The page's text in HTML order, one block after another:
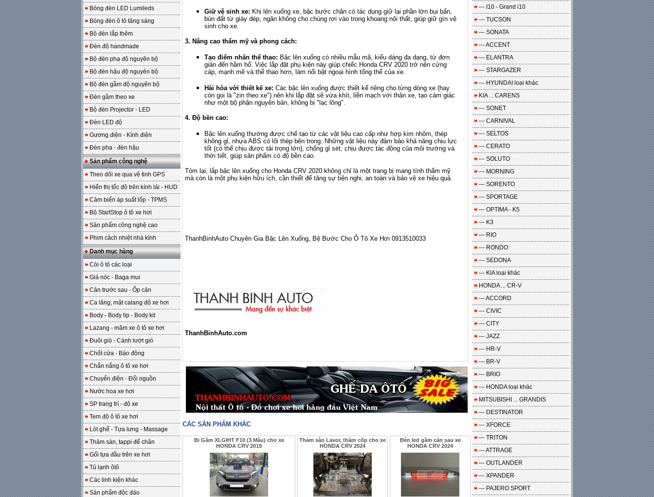
Bóng đèn LED Lumileds
Bóng đèn ô tô tăng sáng
Bộ đèn lắp thêm
Đèn độ handmade
Bộ đèn pha độ nguyên bộ
Bộ đèn hậu độ nguyên bộ
Bộ đèn gầm độ nguyên bộ
Đèn gầm theo xe
Bộ đèn Projector - LED
Đèn LED độ
Gương điện - Kính điện
Đèn pha - đèn hậu
Sản phẩm công nghệ
Theo dõi xe qua vệ tinh GPS
Hiển thị tốc độ trên kính lái - HUD
Cảm biến áp suất lốp - TPMS
Bộ StartStop ô tô xe hơi
Sản phẩm công nghệ cao
Phim cách nhiệt nhà kính
Danh mục hàng
Còi ô tô các loại
Giá nóc - Baga mui
Cản trước sau - Ốp cản
Ca lăng, mặt calang độ xe hơi
Body - Body lip - Body kit
Lazang - mâm xe ô tô xe hơi
Đuôi gió - Cánh lướt gió
Chốt cửa - Báo động
Chắn nắng ô tô xe hơi
Chuyển điện - Đổi nguồn
Nước hoa xe hơi
SP trang trí - độ xe
Tem độ ô tô xe hơi
Lót ghế - Tựa lưng - Massage
Thảm sàn, tappi để chân
Gối tựa đầu trên xe hơi
Tủ lạnh ôtô
Các linh kiện khác
Sản phẩm độc đáo
Giữ vệ sinh xe: Khi lên xuống xe, bậc bước chân có tác dụng giữ lại phần lớn bụi bẩn,
bùn đất từ giày dép, ngăn không cho chúng rơi vào trong khoang nội thất, giúp giữ gìn vệ
sinh cho xe.
3. Nâng cao thẩm mỹ và phong cách:
Tạo điểm nhấn thể thao: Bậc lên xuống có nhiều mẫu mã, kiểu dáng đa dạng, từ đơn
giản đến hầm hố. Việc lắp đặt phụ kiện này giúp chiếc Honda CRV 2020 trở nên cứng
cáp, mạnh mẽ và thể thao hơn, làm nổi bật ngoại hình tổng thể của xe.
Hài hòa với thiết kế xe: Các bậc lên xuống được thiết kế riêng cho từng dòng xe (hay
còn gọi là "zin theo xe") nên khi lắp đặt sẽ vừa khít, liền mạch với thân xe, tạo cảm giác
như một bộ phận nguyên bản, không bị "lạc lõng".
4. Độ bền cao:
Bậc lên xuống thường được chế tạo từ các vật liệu cao cấp như hợp kim nhôm, thép
không gỉ, nhựa ABS có lõi thép bên trong. Những vật liệu này đảm bảo khả năng chịu lực
tốt (có thể chịu được tải trọng lớn), chống gỉ sét, chịu được tác động của môi trường và
thời tiết, giúp sản phẩm có độ bền cao.
Tóm lại, lắp bậc lên xuống cho Honda CRV 2020 không chỉ là một trang bị mang tính thẩm mỹ
mà còn là một phụ kiện hữu ích, cần thiết để tăng sự tiện nghi, an toàn và bảo vệ xe hiệu quả.
ThanhBinhAuto Chuyên Gia Bậc Lên Xuống, Bệ Bước Cho Ô Tô Xe Hơi 0913510033
ThanhBinhAuto.com
CÁC SẢN PHẨM KHÁC
Bi Gầm XLGIHT F10 (3 Màu) cho xe
HONDA CRV 2019
Thảm sàn Lavor, thảm cốp cho xe
HONDA CRV 2024
Đèn led gầm cản sau xe
HONDA CRV 2024
--- I10 - Grand i10
--- TUCSON
--- SONATA
--- ACCENT
--- ELANTRA
--- STARGAZER
--- HYUNDAI loại khác
KIA ... CARENS
--- SONET
--- CARNIVAL
--- SELTOS
--- CERATO
--- SOLUTO
--- MORNING
--- SORENTO
--- SPORTAGE
--- OPTIMA - K5
--- K3
--- RIO
--- RONDO
--- SEDONA
--- KIA loại khác
HONDA ... CR-V
--- ACCORD
--- CIVIC
--- CITY
--- JAZZ
--- HR-V
--- BR-V
--- BRIO
--- HONDA loại khác
MITSUBISHI ... GRANDIS
--- DESTINATOR
--- XFORCE
--- TRITON
--- ATTRAGE
--- OUTLANDER
--- XPANDER
--- PAJERO SPORT